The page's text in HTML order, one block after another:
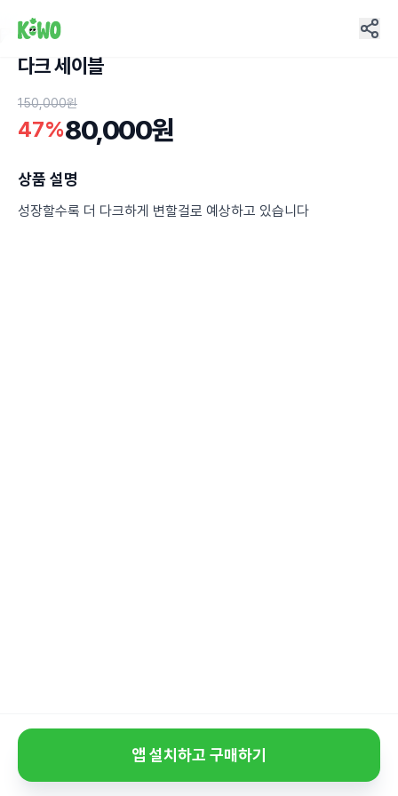
다크 세이블
150,000원
47%80,000원
상품 설명
성장할수록 더 다크하게 변할걸로 예상하고 있습니다
앱 설치하고 구매하기